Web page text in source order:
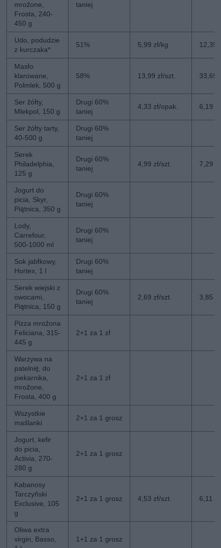
mrożone,
Frosta, 240-
450 g
taniej
Udo, podudzie
z kurczaka*
51% 5,99 zł/kg 12,39
Masło
klarowane,
Polmlek, 500 g
58% 13,99 zł/szt. 33,69
Ser żółty,
Mlekpol, 150 g
Drugi 60%
taniej
4,33 zł/opak. 6,19
Ser żółty tarty,
40-500 g
Drugi 60%
taniej
Serek
Philadelphia,
125 g
Drugi 60%
taniej
4,99 zł/szt. 7,29
Jogurt do
picia, Skyr,
Piątnica, 350 g
Drugi 60%
taniej
Lody,
Carrefour,
500-1000 ml
Drugi 60%
taniej
Sok jabłkowy,
Hortex, 1 l
Drugi 60%
taniej
Serek wiejski z
owocami,
Piątnica, 150 g
Drugi 60%
taniej
2,69 zł/szt. 3,85
Pizza mrożona
Feliciana, 315-
445 g
2+1 za 1 zł
Warzywa na
patelnię, do
piekarnika,
mrożone,
Frosta, 400 g
2+1 za 1 zł
Wszystkie
maślanki
2+1 za 1 grosz
Jogurt, kefir
do picia,
Activia, 270-
280 g
2+1 za 1 grosz
Kabanosy
Tarczyński
Exclusive, 105
g
2+1 za 1 grosz 4,53 zł/szt. 6,11
Oliwa extra
virgin, Basso,
1+1 za 1 grosz